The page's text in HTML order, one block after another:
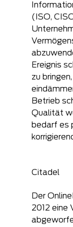
(ISO,
Ereignis
zu
Betrieb
Qualität
bedarf es
Citadel
Der
2012 eine